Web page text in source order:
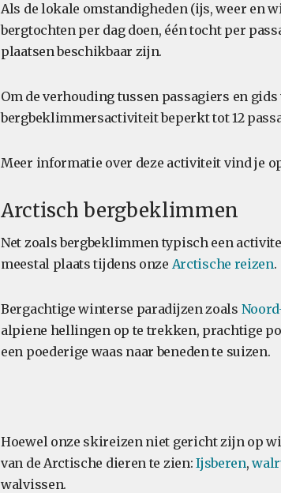
Als de lokale omstandigheden (ijs, weer en
bergtochten per dag doen, één tocht per
plaatsen beschikbaar zijn.
Om de verhouding tussen passagiers en
bergbeklimmersactiviteit beperkt tot 12
Meer informatie over deze activiteit vind je
Arctisch bergbeklimmen
Net zoals bergbeklimmen typisch een
meestal plaats tijdens onze Arctische reizen.
Bergachtige winterse paradijzen zoals
alpiene hellingen op te trekken, prachtige
een poederige waas naar beneden te suizen.
Hoewel onze skireizen niet gericht zijn op
van de Arctische dieren te zien:Ijsberen,
walvissen.